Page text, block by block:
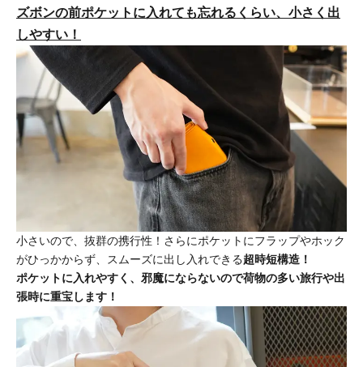
ズボンの前ポケットに入れても忘れるくらい、小さく出
しやすい！
小さいので、抜群の携行性！さらにポケットにフラップやホック
がひっかからず、スムーズに出し入れできる超時短構造！
ポケットに入れやすく、邪魔にならないので荷物の多い旅行や出
張時に重宝します！